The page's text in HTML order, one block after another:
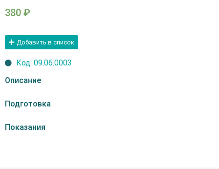
380 ₽
Добавить в список
Код: 09.06.0003
Описание
Подготовка
Показания